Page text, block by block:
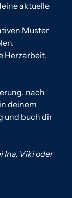
in
und buch
Ina, Viki
oder